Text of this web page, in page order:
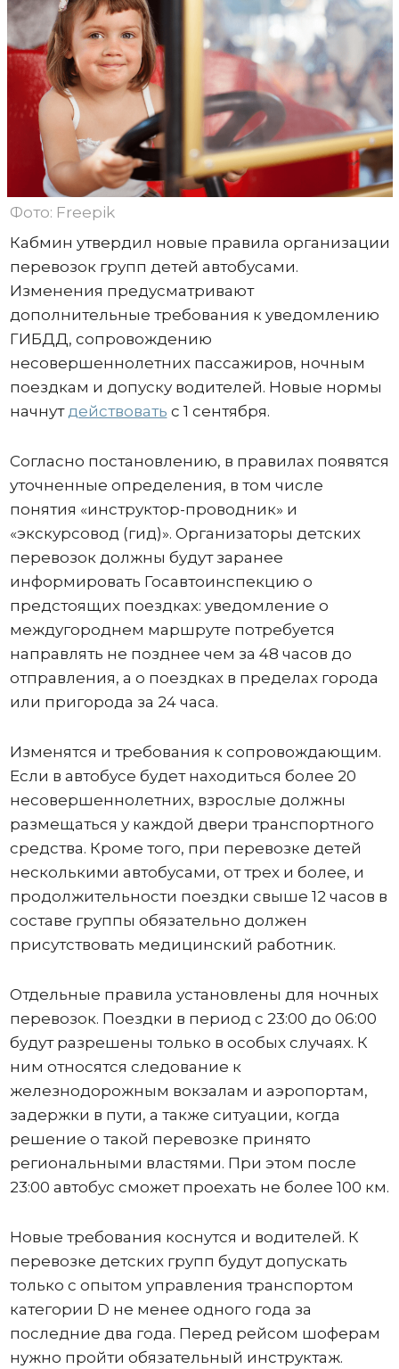
Фото: Freepik
Кабмин утвердил новые правила организации
перевозок групп детей автобусами.
Изменения предусматривают
дополнительные требования к уведомлению
ГИБДД, сопровождению
несовершеннолетних пассажиров, ночным
поездкам и допуску водителей. Новые нормы
начнут действовать с 1 сентября.
Согласно постановлению, в правилах появятся
уточненные определения, в том числе
понятия «инструктор-проводник» и
«экскурсовод (гид)». Организаторы детских
перевозок должны будут заранее
информировать Госавтоинспекцию о
предстоящих поездках: уведомление о
междугороднем маршруте потребуется
направлять не позднее чем за 48 часов до
отправления, а о поездках в пределах города
или пригорода за 24 часа.
Изменятся и требования к сопровождающим.
Если в автобусе будет находиться более 20
несовершеннолетних, взрослые должны
размещаться у каждой двери транспортного
средства. Кроме того, при перевозке детей
несколькими автобусами, от трех и более, и
продолжительности поездки свыше 12 часов в
составе группы обязательно должен
присутствовать медицинский работник.
Отдельные правила установлены для ночных
перевозок. Поездки в период с 23:00 до 06:00
будут разрешены только в особых случаях. К
ним относятся следование к
железнодорожным вокзалам и аэропортам,
задержки в пути, а также ситуации, когда
решение о такой перевозке принято
региональными властями. При этом после
23:00 автобус сможет проехать не более 100 км.
Новые требования коснутся и водителей. К
перевозке детских групп будут допускать
только с опытом управления транспортом
категории D не менее одного года за
последние два года. Перед рейсом шоферам
нужно пройти обязательный инструктаж.